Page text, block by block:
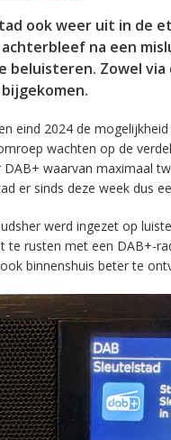
ook weer uit in de
na een
Zowel via
eind 2024 de
wachten op de
waarvan maximaal
er sinds deze week dus
werd ingezet op
te rusten met een DAB+-
binnenshuis beter te